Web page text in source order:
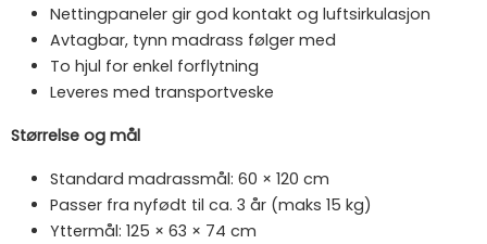
Nettingpaneler gir god kontakt og luftsirkulasjon
Avtagbar, tynn madrass følger med
To hjul for enkel forflytning
Leveres med transportveske
Størrelse og mål
Standard madrassmål: 60 × 120 cm
Passer fra nyfødt til ca. 3 år (maks 15 kg)
Yttermål: 125 × 63 × 74 cm